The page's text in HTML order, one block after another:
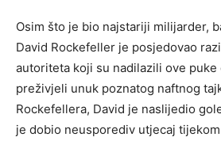
Osim što je bio najstariji milijarder,
David Rockefeller je posjedovao
autoriteta koji su nadilazili ove puke
preživjeli unuk poznatog naftnog
Rockefellera, David je naslijedio
je dobio neusporediv utjecaj